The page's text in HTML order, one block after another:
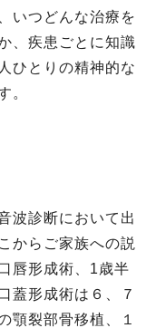
いつどんな治療を
、疾患ごとに知識
ひとりの精神的な
。
波診断において出
からご家族への説
唇形成術、1歳半
蓋形成術は６、７
顎裂部骨移植、１